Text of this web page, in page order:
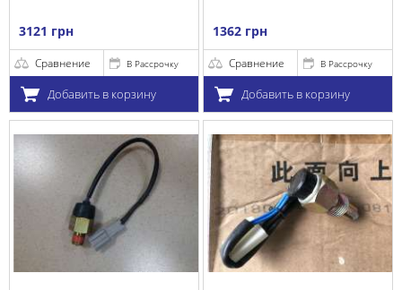
3121 грн
Сравнение В Рассрочку
Добавить в корзину
1362 грн
Сравнение В Рассрочку
Добавить в корзину